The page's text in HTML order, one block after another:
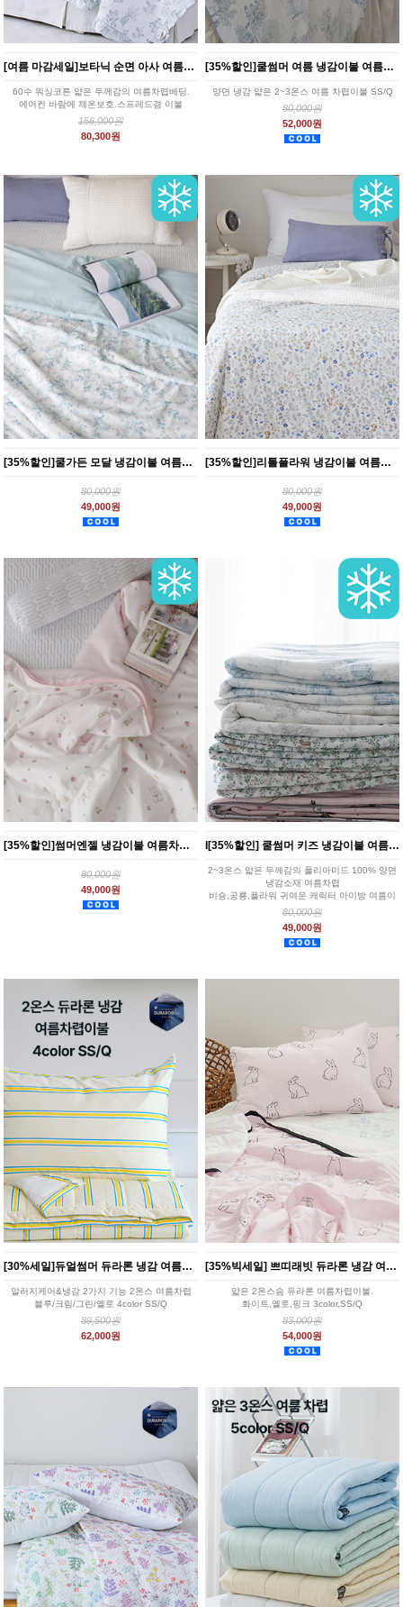
[여름 마감세일]보타닉 순면 아사 여름차렵 이불베개세트 (그레이컬러) 퀸(Q)
60수 워싱코튼 얇은 두께감의 여름차렵베딩.
에어컨 바람에 체온보호.스프레드겸 이불
156,000원
80,300원
[35%할인]쿨썸머 여름 냉감이불 여름차렵 SS/Q 9종
양면 냉감 얇은 2~3온스 여름 차렵이불 SS/Q
80,000원
52,000원
[35%할인]쿨가든 모달 냉감이불 여름차렵 2종 SS Q
80,000원
49,000원
[35%할인]리틀플라워 냉감이불 여름차렵 3종 SS
80,000원
49,000원
[35%할인]썸머엔젤 냉감이불 여름차렵 2종 SS
80,000원
49,000원
l[35%할인] 쿨썸머 키즈 냉감이불 여름차렵이불 SS 6종
2~3온스 얇은 두께감의 폴리아미드 100% 양면
냉감소재 여름차렵
비숑,공룡,플라워 귀여운 캐릭터 아이방 여름이
불
80,000원
49,000원
[30%세일]듀얼썸머 듀라론 냉감 여름이불세트 4color
알러지케어&냉감 2가지 기능 2온스 여름차렵
블루/크림/그린/옐로 4color SS/Q
89,500원
62,000원
[35%빅세일] 쁘띠래빗 듀라론 냉감 여름차렵이불 3color
얇은 2온스솜 듀라론 여름차렵이불.
화이트,옐로,핑크 3color,SS/Q
83,000원
54,000원